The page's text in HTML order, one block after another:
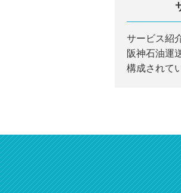
サービス紹
阪神石油運
構成されて